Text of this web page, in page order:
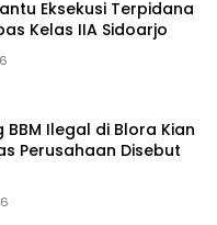
Eksekusi Terpidana
Kelas IIA Sidoarjo
Ilegal di Blora Kian
Perusahaan Disebut